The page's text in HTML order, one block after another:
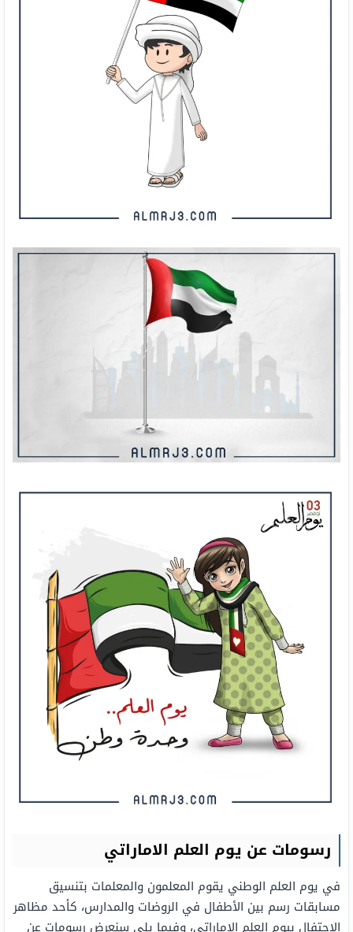
رسومات عن يوم العلم الاماراتي
في يوم العلم الوطني يقوم المعلمون والمعلمات بتنسيق
مسابقات رسم بين الأطفال في الروضات والمدارس، كأحد مظاهر
الاحتفال بيوم العلم الإماراتي، وفيما يلي سنعرض رسومات عن